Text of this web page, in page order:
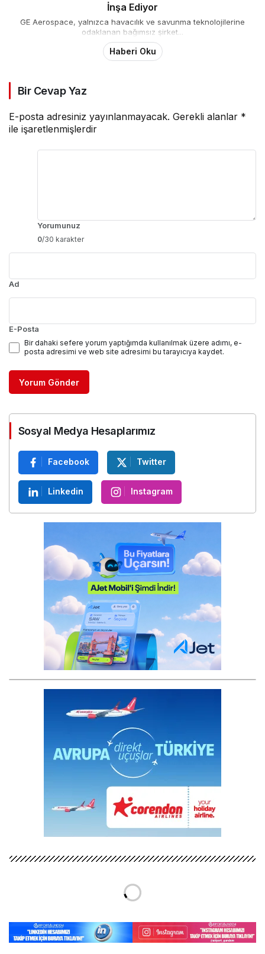
İnşa Ediyor
GE Aerospace, yalnızca havacılık ve savunma teknolojilerine
odaklanan bağımsız şirket...
Haberi Oku
Bir Cevap Yaz
E-posta adresiniz yayınlanmayacak. Gerekli alanlar *
ile işaretlenmişlerdir
Yorumunuz
0/30 karakter
Ad
E-Posta
Bir dahaki sefere yorum yaptığımda kullanılmak üzere adımı, e-
posta adresimi ve web site adresimi bu tarayıcıya kaydet.
Yorum Gönder
Sosyal Medya Hesaplarımız
Facebook Twitter
Linkedin Instagram